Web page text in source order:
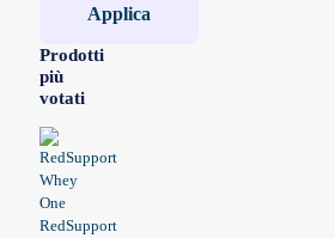
Applica
Prodotti
più
votati
RedSupport